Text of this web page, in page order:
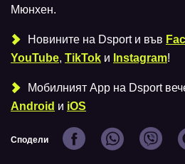
Мюнхен.
Новините на Dsport и във
YouTube, TikTok и Instagram!
Мобилният Аpp на Dsport
Android и iOS
Сподели